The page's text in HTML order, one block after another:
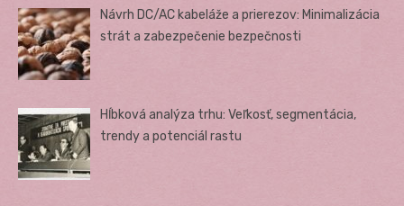
Návrh DC/AC kabeláže a prierezov: Minimalizácia
strát a zabezpečenie bezpečnosti
Hĺbková analýza trhu: Veľkosť, segmentácia,
trendy a potenciál rastu